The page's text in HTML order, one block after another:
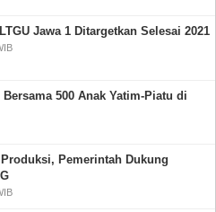
Jawa 1 Ditargetkan Selesai 2021
500 Anak Yatim-Piatu di
Pemerintah Dukung